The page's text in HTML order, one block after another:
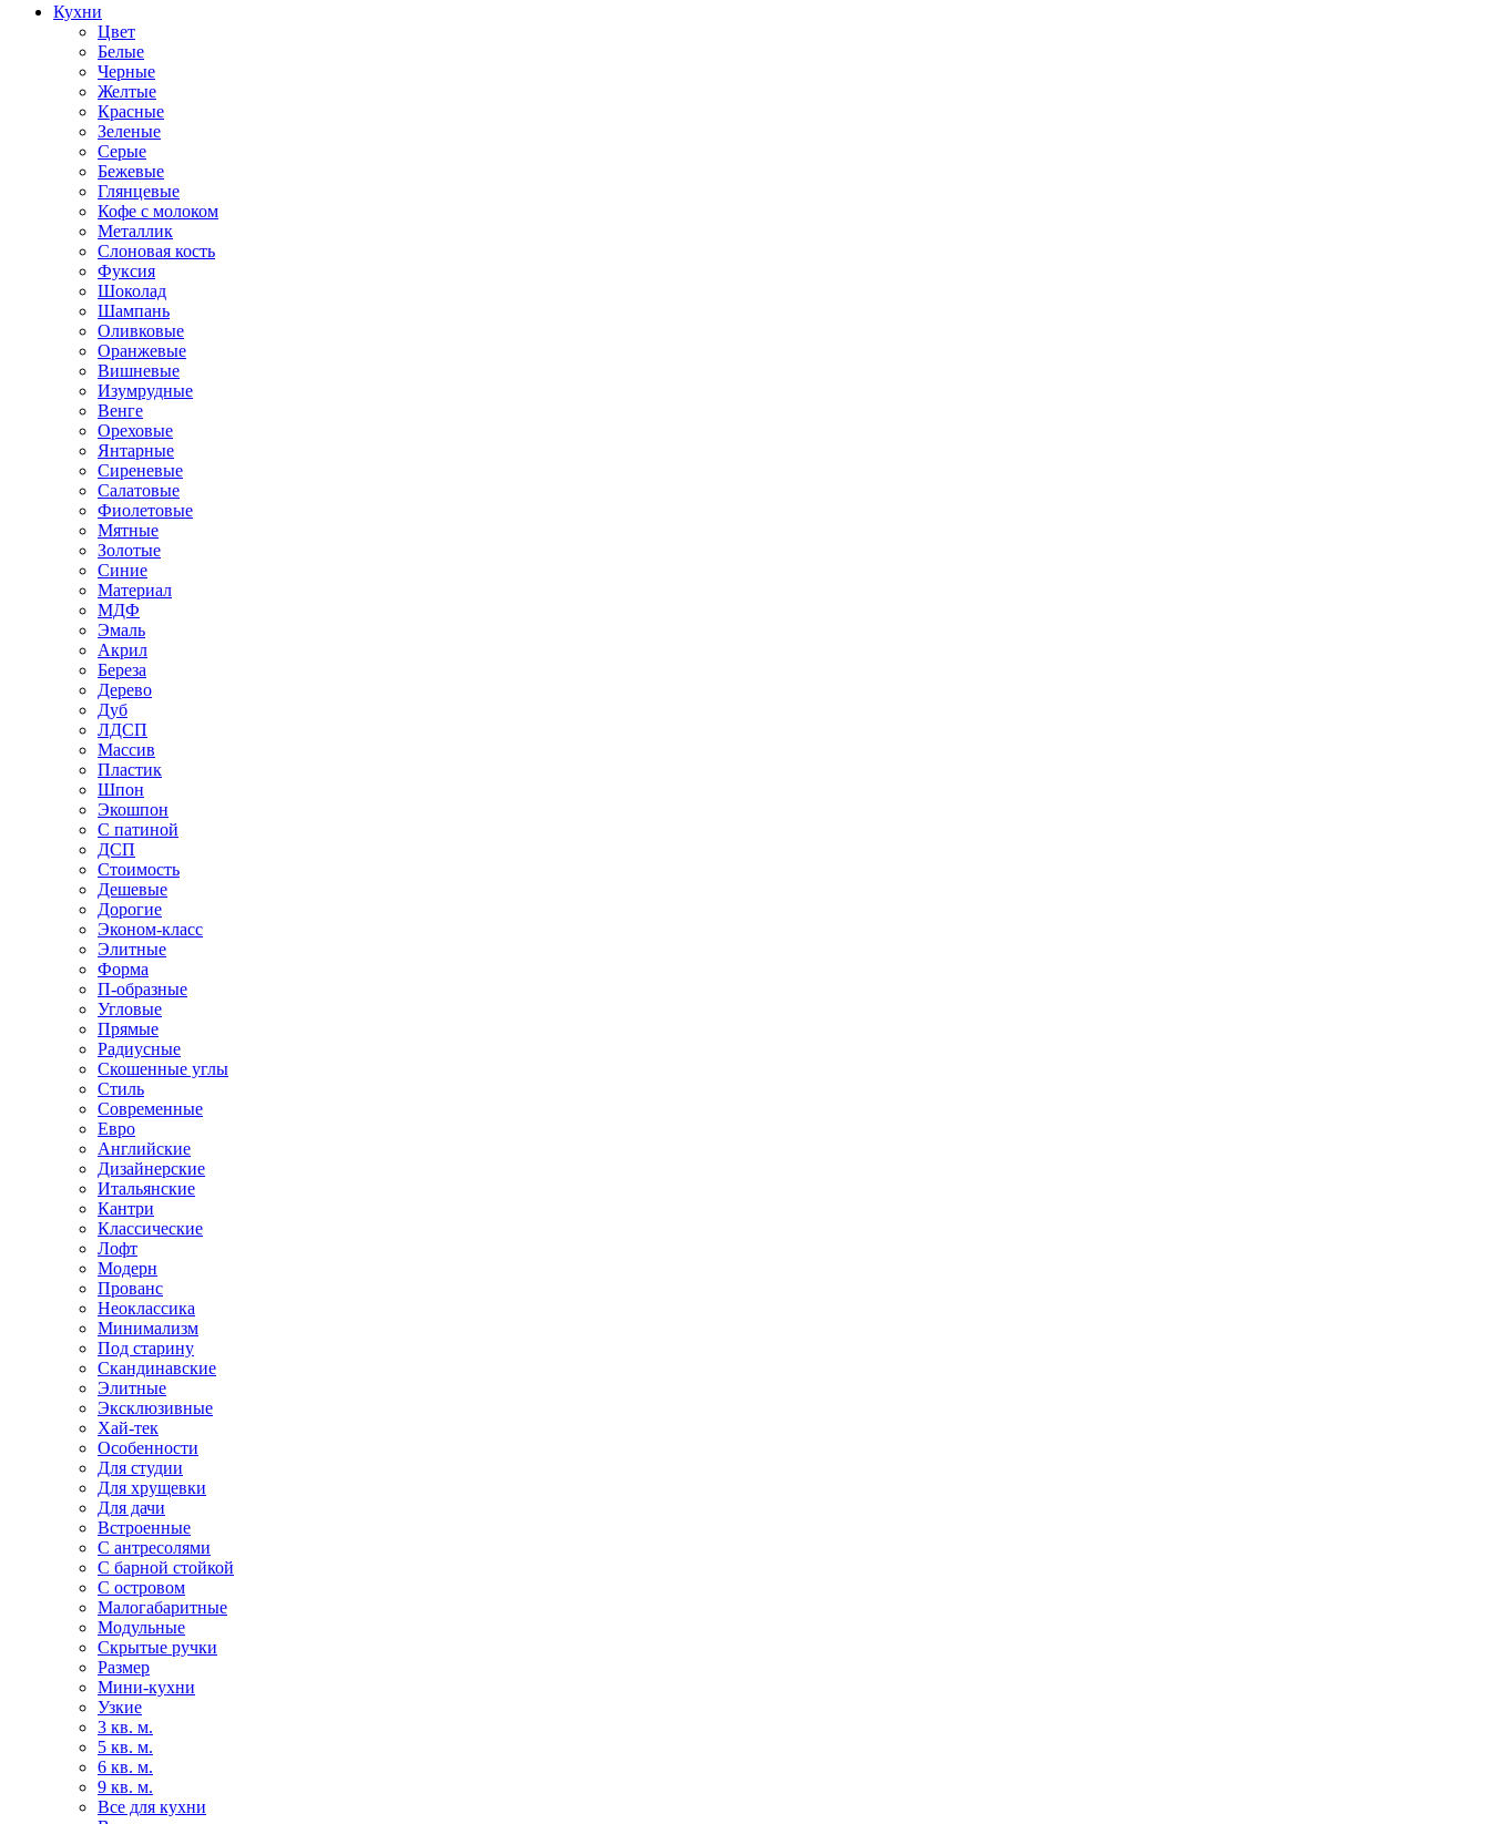
Кухни
Цвет
Белые
Черные
Желтые
Красные
Зеленые
Серые
Бежевые
Глянцевые
Кофе с молоком
Металлик
Слоновая кость
Фуксия
Шоколад
Шампань
Оливковые
Оранжевые
Вишневые
Изумрудные
Венге
Ореховые
Янтарные
Сиреневые
Салатовые
Фиолетовые
Мятные
Золотые
Синие
Материал
МДФ
Эмаль
Акрил
Береза
Дерево
Дуб
ЛДСП
Массив
Пластик
Шпон
Экошпон
С патиной
ДСП
Стоимость
Дешевые
Дорогие
Эконом-класс
Элитные
Форма
П-образные
Угловые
Прямые
Радиусные
Скошенные углы
Стиль
Современные
Евро
Английские
Дизайнерские
Итальянские
Кантри
Классические
Лофт
Модерн
Прованс
Неоклассика
Минимализм
Под старину
Скандинавские
Элитные
Эксклюзивные
Хай-тек
Особенности
Для студии
Для хрущевки
Для дачи
Встроенные
С антресолями
С барной стойкой
С островом
Малогабаритные
Модульные
Скрытые ручки
Размер
Мини-кухни
Узкие
3 кв. м.
5 кв. м.
6 кв. м.
9 кв. м.
Все для кухни